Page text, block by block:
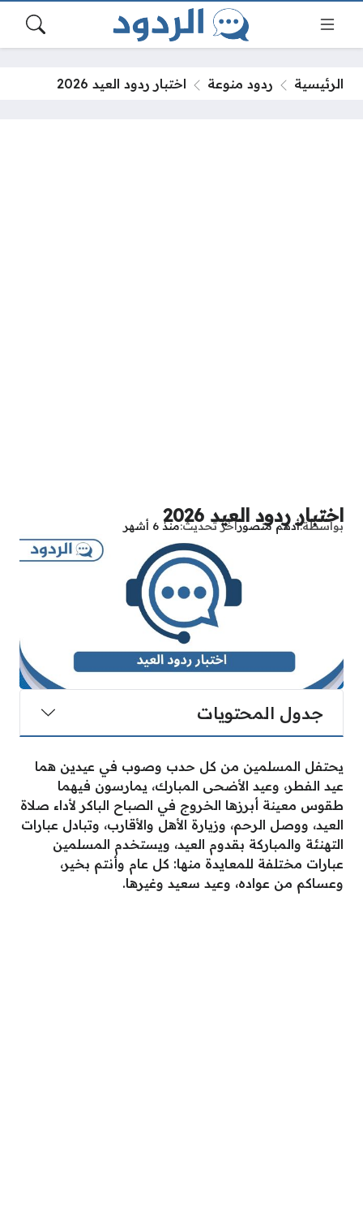
الرئيسية ردود منوعة اختبار ردود العيد 2026
اختبار ردود العيد 2026
بواسطةأدهم منصورآخر تحديث منذ 6 أشهر
جدول المحتويات
يحتفل المسلمين من كل حدب وصوب في عيدين هما
عيد الفطر، وعيد الأضحى المبارك، يمارسون فيهما
طقوس معينة أبرزها الخروج في الصباح الباكر لأداء صلاة
العيد، ووصل الرحم، وزيارة الأهل والأقارب، وتبادل عبارات
التهنئة والمباركة بقدوم العيد، ويستخدم المسلمين
عبارات مختلفة للمعايدة منها: كل عام وأنتم بخير،
وعساكم من عواده، وعيد سعيد وغيرها.